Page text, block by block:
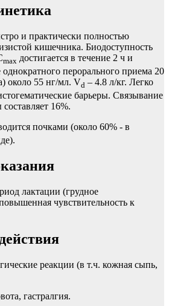
и практически полностью
кишечника. Биодоступность
max достигается в течение 2 ч и
однократного перорального приема 20
около 55 нг/мл. Vd – 4.8 л/кг. Легко
барьеры. Связывание
16%.
почками (около 60% - в
лактации (грудное
чувствительность к
реакции (в т.ч. кожная сыпь,
гастралгия.